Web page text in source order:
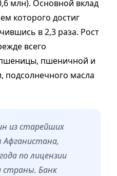
млн). Основной вклад
которого достиг
в 2,3 раза. Рост
всего
пшеничной и
масла
из старейших
Афганистана,
по лицензии
страны. Банк